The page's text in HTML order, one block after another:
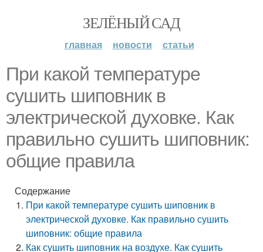
ЗЕЛЁНЫЙ САД
главная новости статьи
При какой температуре
сушить шиповник в
электрической духовке. Как
правильно сушить шиповник:
общие правила
Содержание
При какой температуре сушить шиповник в
электрической духовке. Как правильно сушить
шиповник: общие правила
Как сушить шиповник на воздухе. Как сушить